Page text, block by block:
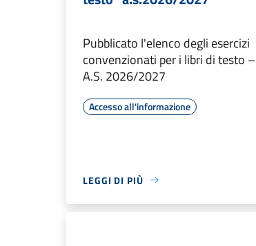
Pubblicato l'elenco degli esercizi
convenzionati per i libri di testo –
A.S. 2026/2027
Accesso all'informazione
LEGGI DI PIÙ